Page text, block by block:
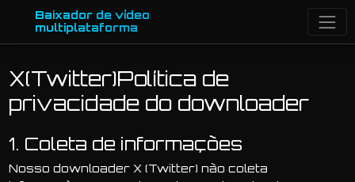
Baixador de vídeo
multiplataforma
X(Twitter)Política de
privacidade do downloader
1. Coleta de informações
Nosso downloader X (Twitter) não coleta